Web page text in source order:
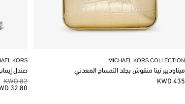
KORS
صندل
82 KWD
32.80 KWD
MICHAEL KORS COLLECTION
ميناوديير تينا منقوش بجلد التمساح المعدني
435 KWD